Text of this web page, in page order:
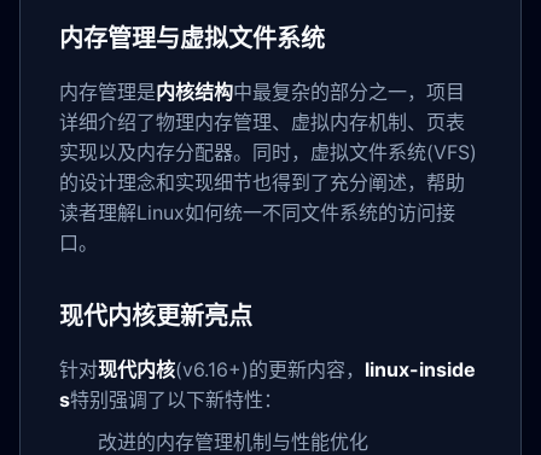
内存管理与虚拟文件系统
内存管理是内核结构中最复杂的部分之一，项目
详细介绍了物理内存管理、虚拟内存机制、页表
实现以及内存分配器。同时，虚拟文件系统(VFS)
的设计理念和实现细节也得到了充分阐述，帮助
读者理解Linux如何统一不同文件系统的访问接
口。
现代内核更新亮点
针对现代内核(v6.16+)的更新内容， linux-inside
s特别强调了以下新特性：
改进的内存管理机制与性能优化